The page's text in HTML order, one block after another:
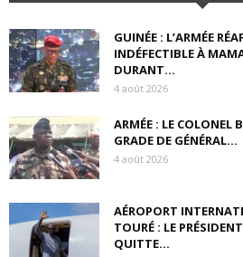
GUINÉE : L’ARMÉE
INDÉFECTIBLE À
DURANT...
4 août 2026
ARMÉE : LE COLONEL
GRADE DE GÉNÉRAL...
4 août 2026
AÉROPORT
TOURÉ : LE
QUITTE...